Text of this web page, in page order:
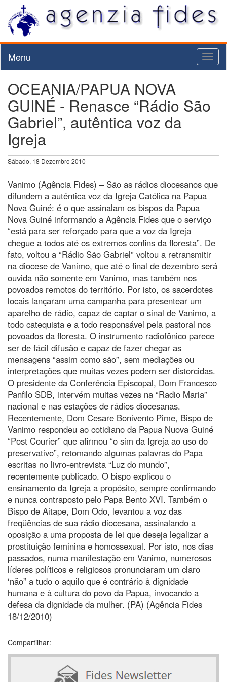
Menu
OCEANIA/PAPUA NOVA
GUINÉ - Renasce “Rádio São
Gabriel”, autêntica voz da
Igreja
Sábado, 18 Dezembro 2010
Vanimo (Agência Fides) – São as rádios diocesanos que
difundem a autêntica voz da Igreja Católica na Papua
Nova Guiné: é o que assinalam os bispos da Papua
Nova Guiné informando a Agência Fides que o serviço
“está para ser reforçado para que a voz da Igreja
chegue a todos até os extremos confins da floresta”. De
fato, voltou a “Rádio São Gabriel” voltou a retransmitir
na diocese de Vanimo, que até o final de dezembro será
ouvida não somente em Vanimo, mas também nos
povoados remotos do território. Por isto, os sacerdotes
locais lançaram uma campanha para presentear um
aparelho de rádio, capaz de captar o sinal de Vanimo, a
todo catequista e a todo responsável pela pastoral nos
povoados da floresta. O instrumento radiofônico parece
ser de fácil difusão e capaz de fazer chegar as
mensagens “assim como são”, sem mediações ou
interpretações que muitas vezes podem ser distorcidas.
O presidente da Conferência Episcopal, Dom Francesco
Panfilo SDB, intervém muitas vezes na “Radio Maria”
nacional e nas estações de rádios diocesanas.
Recentemente, Dom Cesare Bonivento Pime, Bispo de
Vanimo respondeu ao cotidiano da Papua Nuova Guiné
“Post Courier” que afirmou “o sim da Igreja ao uso do
preservativo”, retomando algumas palavras do Papa
escritas no livro-entrevista “Luz do mundo”,
recentemente publicado. O bispo explicou o
ensinamento da Igreja a propósito, sempre confirmando
e nunca contraposto pelo Papa Bento XVI. Também o
Bispo de Aitape, Dom Odo, levantou a voz das
freqüências de sua rádio diocesana, assinalando a
oposição a uma proposta de lei que deseja legalizar a
prostituição feminina e homossexual. Por isto, nos dias
passados, numa manifestação em Vanimo, numerosos
líderes políticos e religiosos pronunciaram um claro
‘não” a tudo o aquilo que é contrário à dignidade
humana e à cultura do povo da Papua, invocando a
defesa da dignidade da mulher. (PA) (Agência Fides
18/12/2010)
Compartilhar: